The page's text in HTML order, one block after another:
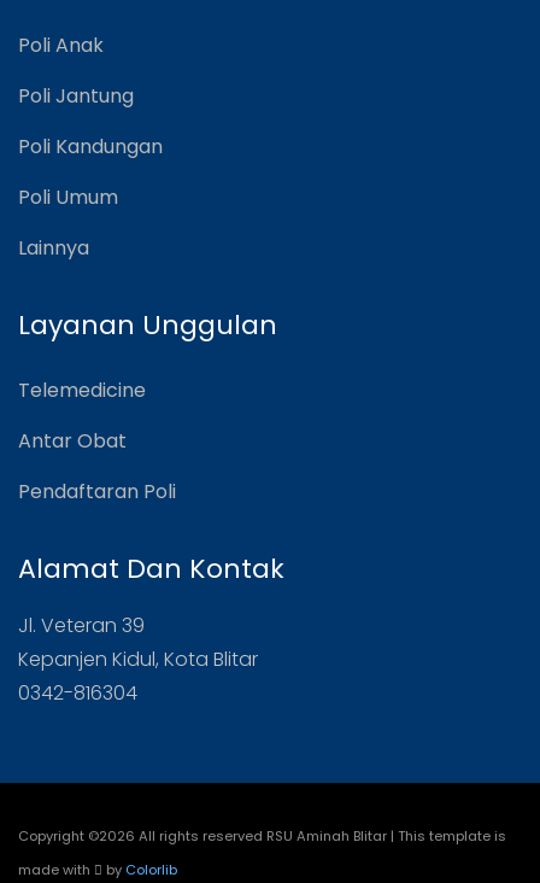
Poli Anak
Poli Jantung
Poli Kandungan
Poli Umum
Lainnya
Layanan Unggulan
Telemedicine
Antar Obat
Pendaftaran Poli
Alamat Dan Kontak
Jl. Veteran 39
Kepanjen Kidul, Kota Blitar
0342-816304
Copyright ©2026 All rights reserved RSU Aminah Blitar | This template is
made with
by Colorlib